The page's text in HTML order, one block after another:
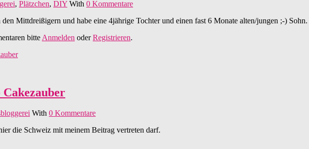
, Plätzchen, DIY With 0 Kommentare
Mittdreißigern und habe eine 4jährige Tochter und einen fast 6 Monate alten/jungen ;-) Sohn.
- Mel's Cake'n Party's
bitte Anmelden oderRegistrieren.
With 0 Kommentare
die Schweiz mit meinem Beitrag vertreten darf.